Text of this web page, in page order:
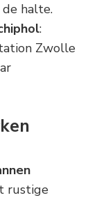
halte.
:
Zwolle
rustige